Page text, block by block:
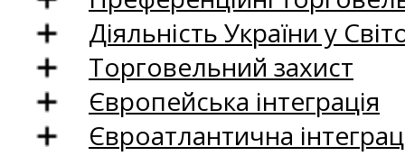
Діяльність України у
Торговельний захист
Європейська інтеграція
Євроатлантична